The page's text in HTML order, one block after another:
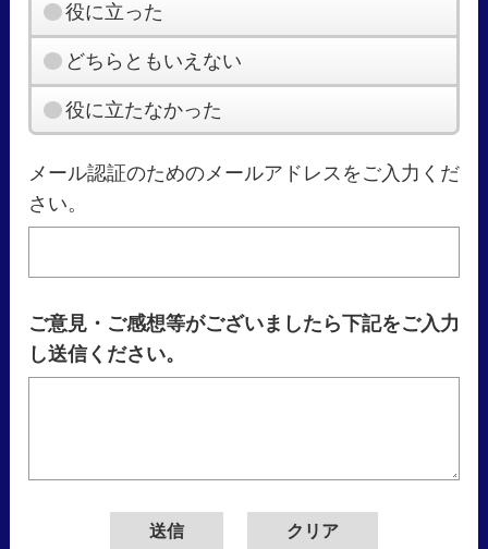
役に立った
どちらともいえない
役に立たなかった
メール認証のためのメールアドレスをご入力くだ
さい。
ご意見・ご感想等がございましたら下記をご入力
し送信ください。